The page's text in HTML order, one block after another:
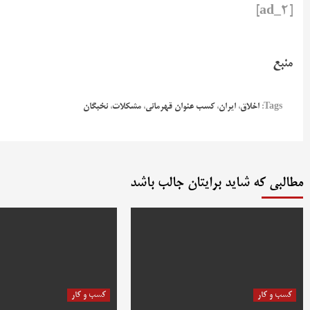
منبع
Tags: اخلاق، ایران، کسب عنوان قهرمانی، مشکلات، نخبگان
مطالبی که شاید برایتان جالب باشد
کسب و کار کسب و کار